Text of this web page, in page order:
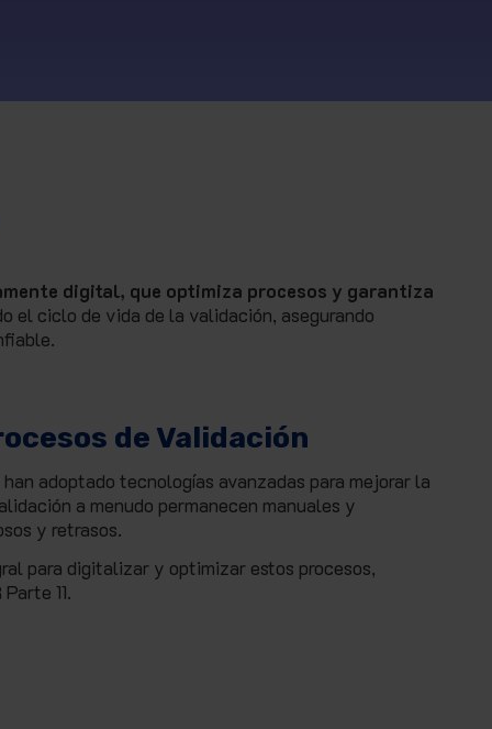
digital, que optimiza procesos y garantiza
el ciclo de vida de la validación, asegurando
de Validación
adoptado tecnologías avanzadas para mejorar la
a menudo permanecen manuales y
y retrasos.
para digitalizar y optimizar estos procesos,
11.